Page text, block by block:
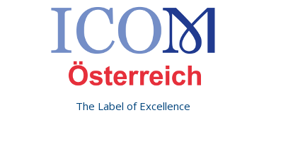
The Label of Excellence